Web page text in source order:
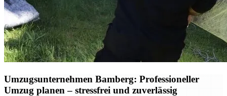
Umzugsunternehmen Bamberg: Professioneller
Umzug planen – stressfrei und zuverlässig